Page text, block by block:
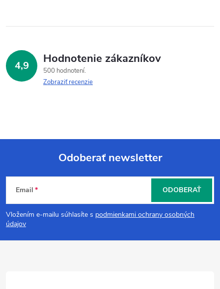
4,9 Hodnotenie zákazníkov
500 hodnotení
Zobraziť recenzie
Z
á
p
Odoberať newsletter
Email
Vložením e-mailu súhlasíte s podmienkami ochrany osobných
údajov
ODOBERAŤ